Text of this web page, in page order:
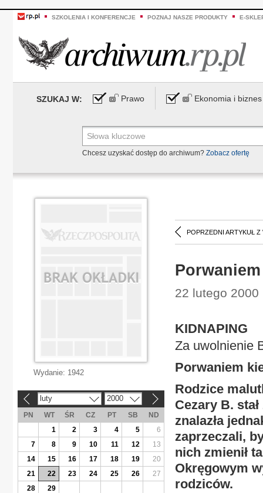
SZKOLENIA I KONFERENCJE POZNAJ NASZE PRODUKTY E-
SZUKAJ W: Prawo Ekonomia i biznes
Chcesz uzyskać dostęp do archiwum? Zobacz ofertę
POPRZEDNI ARTYKUŁ Z
22 lutego 2000
KIDNAPING
Za uwolnienie
Porwaniem
Rodzice
Cezary B.
znalazła
zaprzeczali,
nich zmienił
Okręgowym
rodziców.
Wydanie: 1942
luty 2000
PN WT ŚR CZ PT SB
ND
1
2 3 4 5
6
7
8 9 10 11 12
13
14
15 16 17 18 19
20
21
22 23 24 25 26
27
28
29